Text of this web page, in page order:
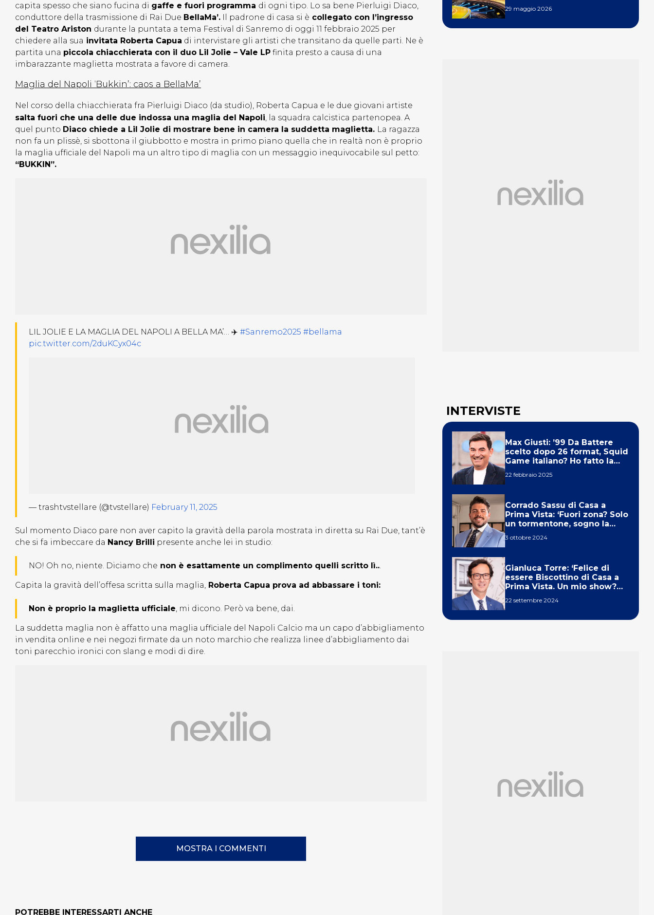
capita spesso che siano fucina di gaffe e fuori programma di ogni tipo. Lo sa bene Pierluigi Diaco,
conduttore della trasmissione di Rai Due BellaMa’. Il padrone di casa si è collegato con l’ingresso
del Teatro Ariston durante la puntata a tema Festival di Sanremo di oggi 11 febbraio 2025 per
chiedere alla sua invitata Roberta Capua di intervistare gli artisti che transitano da quelle parti. Ne è
partita una piccola chiacchierata con il duo Lil Jolie – Vale LP finita presto a causa di una
imbarazzante maglietta mostrata a favore di camera.
Maglia del Napoli ‘Bukkin’: caos a BellaMa’
Nel corso della chiacchierata fra Pierluigi Diaco (da studio), Roberta Capua e le due giovani artiste
salta fuori che una delle due indossa una maglia del Napoli, la squadra calcistica partenopea. A
quel punto Diaco chiede a Lil Jolie di mostrare bene in camera la suddetta maglietta. La ragazza
non fa un plissè, si sbottona il giubbotto e mostra in primo piano quella che in realtà non è proprio
la maglia ufficiale del Napoli ma un altro tipo di maglia con un messaggio inequivocabile sul petto:
“BUKKIN”.
LIL JOLIE E LA MAGLIA DEL NAPOLI A BELLA MA’… ✈️ #Sanremo2025 #bellama
pic.twitter.com/2duKCyx04c
— trashtvstellare (@tvstellare) February 11, 2025
Sul momento Diaco pare non aver capito la gravità della parola mostrata in diretta su Rai Due, tant’è
che si fa imbeccare da Nancy Brilli presente anche lei in studio:
NO! Oh no, niente. Diciamo che non è esattamente un complimento quelli scritto lì...
Capita la gravità dell’offesa scritta sulla maglia, Roberta Capua prova ad abbassare i toni:
Non è proprio la maglietta ufficiale, mi dicono. Però va bene, dai.
La suddetta maglia non è affatto una maglia ufficiale del Napoli Calcio ma un capo d’abbigliamento
in vendita online e nei negozi firmate da un noto marchio che realizza linee d’abbigliamento dai
toni parecchio ironici con slang e modi di dire.
MOSTRA I COMMENTI
POTREBBE INTERESSARTI ANCHE
29 maggio 2026
INTERVISTE
Max Giusti: ’99 Da Battere
scelto dopo 26 format, Squid
Game italiano? Ho fatto la
22 febbraio 2025
Corrado Sassu di Casa a
Prima Vista: ‘Fuori zona? Solo
un tormentone, sogno la
3 ottobre 2024
Gianluca Torre: ‘Felice di
essere Biscottino di Casa a
Prima Vista. Un mio show?
22 settembre 2024